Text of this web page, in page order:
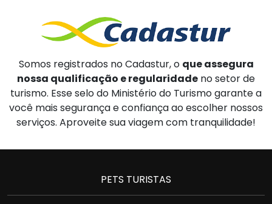
Somos registrados no Cadastur, o que assegura
nossa qualificação e regularidade no setor de
turismo. Esse selo do Ministério do Turismo garante a
você mais segurança e confiança ao escolher nossos
serviços. Aproveite sua viagem com tranquilidade!
PETS TURISTAS